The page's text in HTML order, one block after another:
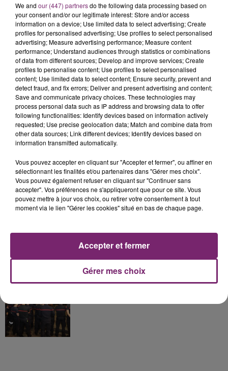
La Bulle - Guinguette éphémère
éclipse solaire du 12 Août 2026
158 pompiers de la région sont
We and our (447) partnersdo the following data processing based on
your consent and/or our legitimate interest: Store and/or access
information on a device; Use limited data to select advertising; Create
profiles for personalised advertising; Use profiles to select personalised
advertising; Measure advertising performance; Measure content
performance; Understand audiences through statistics or combinations
of data from different sources; Develop and improve services; Create
profiles to personalise content; Use profiles to select personalised
content; Use limited data to select content; Ensure security, prevent and
detect fraud, and fix errors; Deliver and present advertising and content;
Save and communicate privacy choices. These technologies may
process personal data such as IP address and browsing data to offer
following functionalities: Identify devices based on information actively
requested; Use precise geolocation data; Match and combine data from
other data sources; Link different devices; Identify devices based on
information transmitted automatically.
Vous pouvez accepter en cliquant sur "Accepter et fermer", ou affiner en
sélectionnant les finalités et/ou partenaires dans "Gérer mes choix".
Vous pouvez également refuser en cliquant sur "Continuer sans
accepter". Vos préférences ne s'appliqueront que pour ce site. Vous
pouvez mettre à jour vos choix, ou retirer votre consentement à tout
moment via le lien "Gérer les cookies" situé en bas de chaque page.
Gérer mes choix
Accepter et fermer